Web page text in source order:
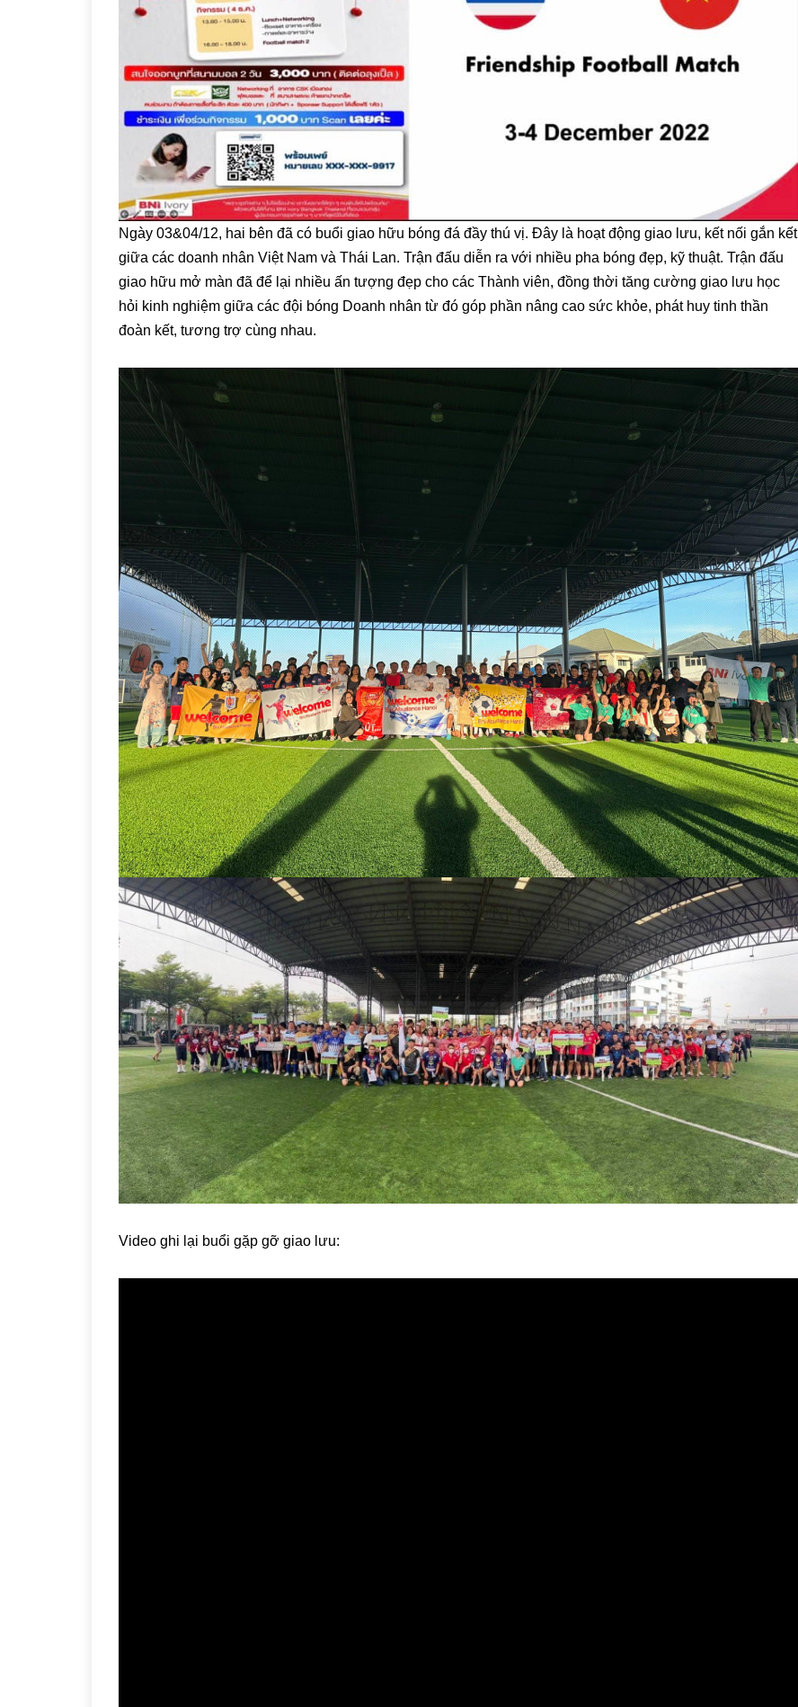
Ngày 03&04/12, hai bên đã có buổi giao hữu bóng đá đầy thú vị. Đây là hoạt động giao lưu, kết nối gắn kết
giữa các doanh nhân Việt Nam và Thái Lan. Trận đấu diễn ra với nhiều pha bóng đẹp, kỹ thuật. Trận đấu
giao hữu mở màn đã để lại nhiều ấn tượng đẹp cho các Thành viên, đồng thời tăng cường giao lưu học
hỏi kinh nghiệm giữa các đội bóng Doanh nhân từ đó góp phần nâng cao sức khỏe, phát huy tinh thần
đoàn kết, tương trợ cùng nhau.
Video ghi lại buổi gặp gỡ giao lưu: